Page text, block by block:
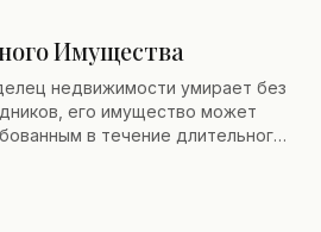
Имущества
недвижимости умирает без
его имущество может
в течение длительного
департаментом